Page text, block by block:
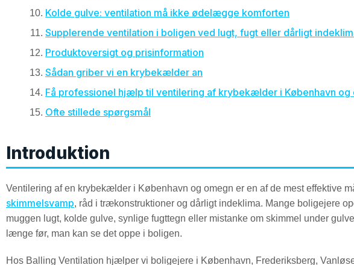
Kolde gulve: ventilation må ikke ødelægge komforten
Supplerende ventilation i boligen ved lugt, fugt eller dårligt
Produktoversigt og prisinformation
Sådan griber vi en krybekælder an
Få professionel hjælp til ventilering af krybekælder i København og
Ofte stillede spørgsmål
Introduktion
Ventilering af en krybekælder i København og omegn er en af de mest effektive
skimmelsvamp, råd i trækonstruktioner og dårligt indeklima. Mange boligejere
muggen lugt, kolde gulve, synlige fugttegn eller mistanke om skimmel under
længe før, man kan se det oppe i boligen.
Hos Balling Ventilation hjælper vi boligejere i København, Frederiksberg,